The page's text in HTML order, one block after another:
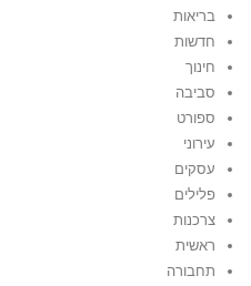
בריאות
חדשות
חינוך
סביבה
ספורט
עירוני
עסקים
פלילים
צרכנות
ראשית
תחבורה